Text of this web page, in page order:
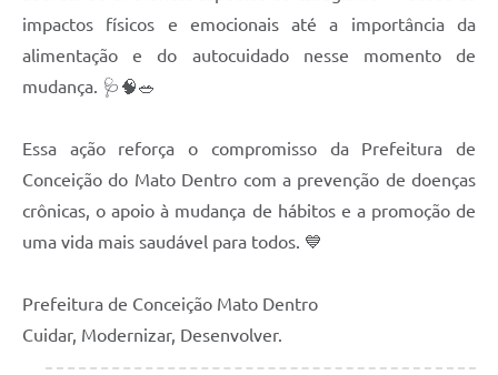
A Prefeitura
Diário Oficial
impactos físicos e emocionais até a importância da
alimentação e do autocuidado nesse momento de
mudança. 🩺🧠🥗
Essa ação reforça o compromisso da Prefeitura de
Conceição do Mato Dentro com a prevenção de doenças
crônicas, o apoio à mudança de hábitos e a promoção de
uma vida mais saudável para todos. 💙
Prefeitura de Conceição Mato Dentro
Cuidar, Modernizar, Desenvolver.